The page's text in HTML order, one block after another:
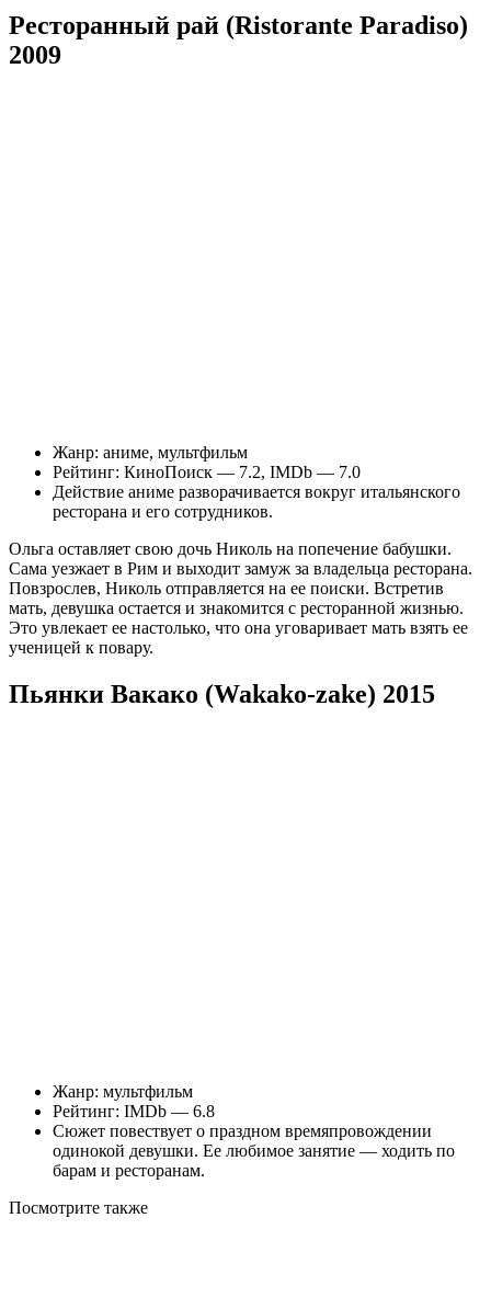
Ресторанный рай (Ristorante Paradiso)
2009
Жанр: аниме, мультфильм
Рейтинг: КиноПоиск — 7.2, IMDb — 7.0
Действие аниме разворачивается вокруг итальянского
ресторана и его сотрудников.
Ольга оставляет свою дочь Николь на попечение бабушки.
Сама уезжает в Рим и выходит замуж за владельца ресторана.
Повзрослев, Николь отправляется на ее поиски. Встретив
мать, девушка остается и знакомится с ресторанной жизнью.
Это увлекает ее настолько, что она уговаривает мать взять ее
ученицей к повару.
Пьянки Вакако (Wakako-zake) 2015
Жанр: мультфильм
Рейтинг: IMDb — 6.8
Сюжет повествует о праздном времяпровождении
одинокой девушки. Ее любимое занятие — ходить по
барам и ресторанам.
Посмотрите также